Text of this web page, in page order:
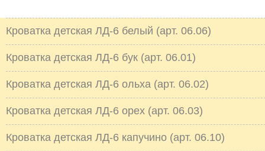
Кроватка детская ЛД-6 белый (арт. 06.06)
Кроватка детская ЛД-6 бук (арт. 06.01)
Кроватка детская ЛД-6 ольха (арт. 06.02)
Кроватка детская ЛД-6 орех (арт. 06.03)
Кроватка детская ЛД-6 капучино (арт. 06.10)